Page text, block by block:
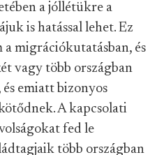
a jóllétükre a
is hatással lehet. Ez
migrációkutatásban, és
vagy több országban
emiatt bizonyos
A kapcsolati
fed le
több országban